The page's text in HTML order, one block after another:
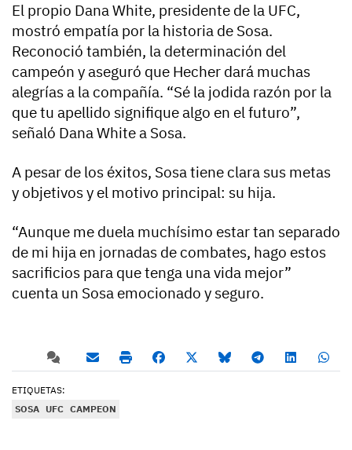
El propio Dana White, presidente de la UFC,
mostró empatía por la historia de Sosa.
Reconoció también, la determinación del
campeón y aseguró que Hecher dará muchas
alegrías a la compañía. “Sé la jodida razón por la
que tu apellido signifique algo en el futuro”,
señaló Dana White a Sosa.
A pesar de los éxitos, Sosa tiene clara sus metas
y objetivos y el motivo principal: su hija.
“Aunque me duela muchísimo estar tan separado
de mi hija en jornadas de combates, hago estos
sacrificios para que tenga una vida mejor”
cuenta un Sosa emocionado y seguro.
ETIQUETAS:
SOSA UFC CAMPEON